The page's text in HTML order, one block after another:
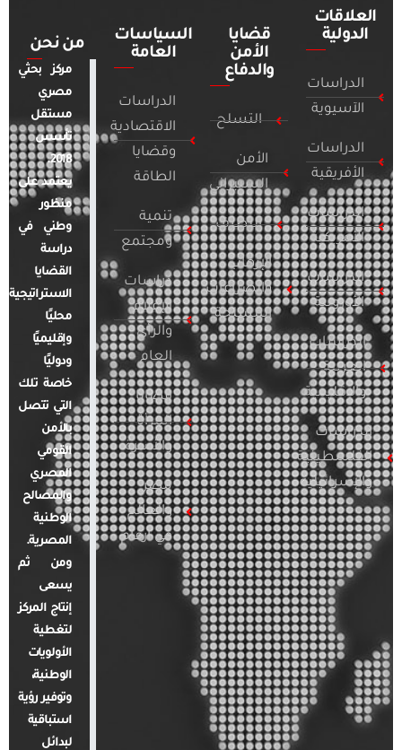
العلاقات
الدولية
الدراسات
الآسيوية
الدراسات
الأفريقية
الدراسات
الأمريكية
الدراسات
الأوروبية
الدراسات
العربية
والإقليمية
الدراسات
الفلسطينية
والإسرائيلية
قضايا
الأمن
والدفاع
التسلح
الأمن
السيبراني
التطرف
الإرهاب
والصراعات
المسلحة
السياسات
العامة
الدراسات
الاقتصادية
وقضايا
الطاقة
تنمية
ومجتمع
دراسات
الإعلام
والرأي
العام
قضايا
المرأة
والأسرة
مصر
والعالم
في أرقام
من نحن
مركز بحثي
مصري
مستقل
تأسس
2018.
يعتمد على
منظور
وطني في
دراسة
القضايا
الاستراتيجية
محليًا
وإقليميًا
ودوليًا
خاصة تلك
التي تتصل
بالأمن
القومي
المصري
والمصالح
الوطنية
المصرية.
ومن ثم
يسعى
إنتاج المركز
لتغطية
الأولويات
الوطنية،
وتوفير رؤية
استباقية
لبدائل